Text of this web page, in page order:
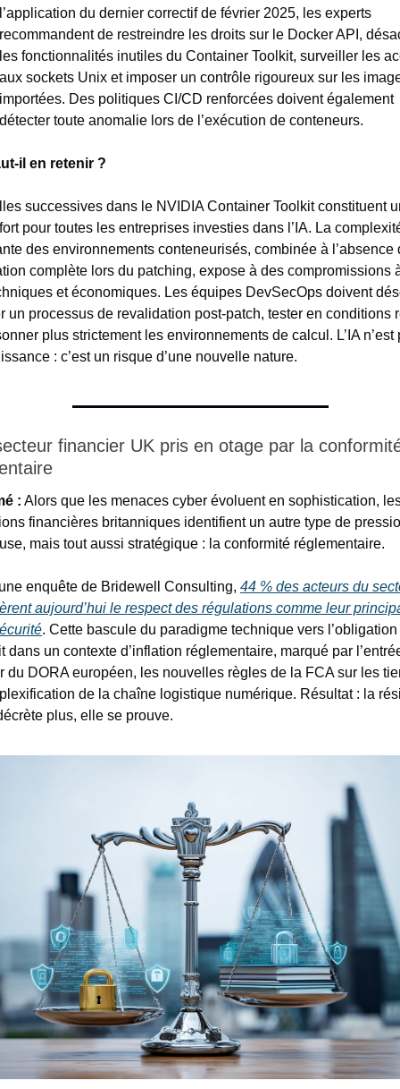
l’application du dernier correctif de février 2025, les experts
recommandent de restreindre les droits sur le Docker API,
les fonctionnalités inutiles du Container Toolkit, surveiller les
aux sockets Unix et imposer un contrôle rigoureux sur les
importées. Des politiques CI/CD renforcées doivent également
détecter toute anomalie lors de l’exécution de conteneurs.
il en retenir ?
successives dans le NVIDIA Container Toolkit constituent
pour toutes les entreprises investies dans l’IA. La
des environnements conteneurisés, combinée à l’absence
complète lors du patching, expose à des compromissions
et économiques. Les équipes DevSecOps doivent
un processus de revalidation post-patch, tester en conditions
plus strictement les environnements de calcul. L’IA n’est
: c’est un risque d’une nouvelle nature.
financier UK pris en otage par la
: Alors que les menaces cyber évoluent en sophistication,
financières britanniques identifient un autre type de
mais tout aussi stratégique : la conformité réglementaire.
enquête de Bridewell Consulting, 44 % des acteurs du
aujourd’hui le respect des régulations comme leur
. Cette bascule du paradigme technique vers
dans un contexte d’inflation réglementaire, marqué par
du DORA européen, les nouvelles règles de la FCA sur les
de la chaîne logistique numérique. Résultat : la
plus, elle se prouve.